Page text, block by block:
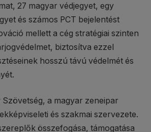
27 magyar védjegyet, egy
és számos PCT bejelentést
mellett a cég stratégiai szinten
biztosítva ezzel
hosszú távú védelmét és
a magyar zeneipar
és szakmai szervezete.
összefogása, támogatása